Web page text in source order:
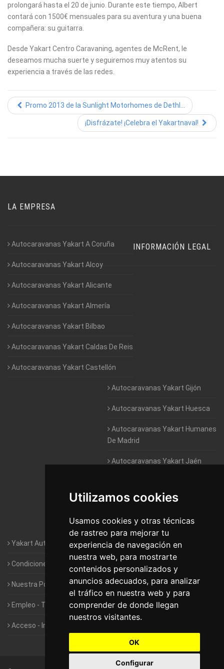
Utilizamos cookies
Usamos cookies y otras técnicas
de rastreo para mejorar tu
experiencia de navegación en
nuestra web, para mostrarte
contenidos personalizados y
anuncios adecuados, para analizar
el tráfico en nuestra web y para
comprender de donde llegan
nuestros visitantes.
OK
Configurar
prolongará hasta el 20 de junio. Durante este tiempo, Albert
contará con 1500€ mensuales para su aventura y una buena
compañera: su guitarra.
Desde Yakart Centro Caravaning, agentes de McRent, le
deseamos mucha suerte y seguiremos muy atentos su
experiencia a través de las redes.
Promo 2013 de la Sunlight Motorhomes de Dethl...
¡Disfrázate! ¡Celebra el Yakartnaval!
LA EMPRESA
Autocaravanas Yakart A Coruña
Autocaravanas Yakart Alcoy
Autocaravanas Yakart Alicante
Autocaravanas Yakart Almería
Autocaravanas Yakart Bilbao
Autocaravanas Yakart Caldas De Reis
Autocaravanas Yakart Castellón
Autocaravanas Yakart Gijón
Autocaravanas Yakart Huesca
Autocaravanas Yakart Humanes
De Madrid
Autocaravanas Yakart Jaén
Autocaravanas Yakart Valencia
Autocaravanas Yakart Vitoria
INFORMACIÓN LEGAL
Yakart Autocaravanas · La empresa
Condiciones de Alquiler de Yakart
Nuestra Política de Privacidad
Empleo - Trabaja con nosotros
Acceso - Intranet de Franquiciados